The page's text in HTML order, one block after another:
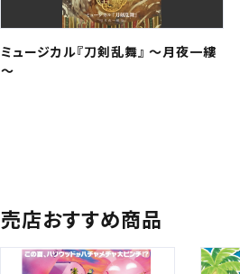
ミュージカル『刀剣乱舞』 ～月夜一縷
～
売店おすすめ商品